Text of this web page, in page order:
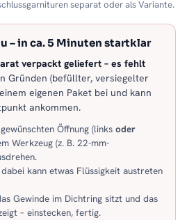
separat oder als Variante.
– in ca. 5 Minuten startklar
verpackt geliefert – es fehlt
Gründen (befüllter, versiegelter
eigenen Paket bei und kann
ankommen.
Öffnung (links oder
Werkzeug (z. B. 22-mm-
kann etwas Flüssigkeit austreten
Gewinde im Dichtring sitzt und das
– einstecken, fertig.